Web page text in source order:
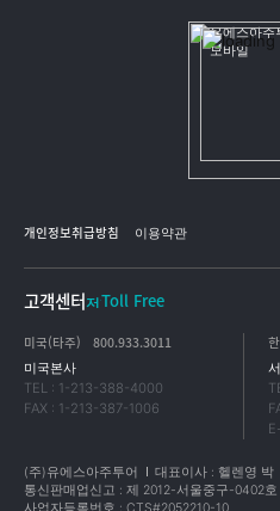
개인정보취급방침 이용약관
고객센터 Toll Free
미국(타주) 800.933.3011
미국본사
TEL : 1-213-388-4000
FAX : 1-213-387-1006
(주)유에스아주투어 대표이사 : 헬렌영 박
통신판매업신고 : 제 2012-서울중구-0402호
사업자등록번호 : CTS#2052210-10